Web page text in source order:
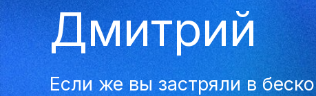
Дмитрий
Если же вы застряли в